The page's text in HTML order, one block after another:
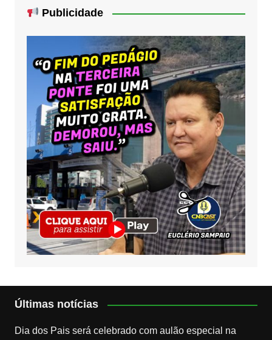
Publicidade
Últimas notícias
Dia dos Pais será celebrado com aulão especial na